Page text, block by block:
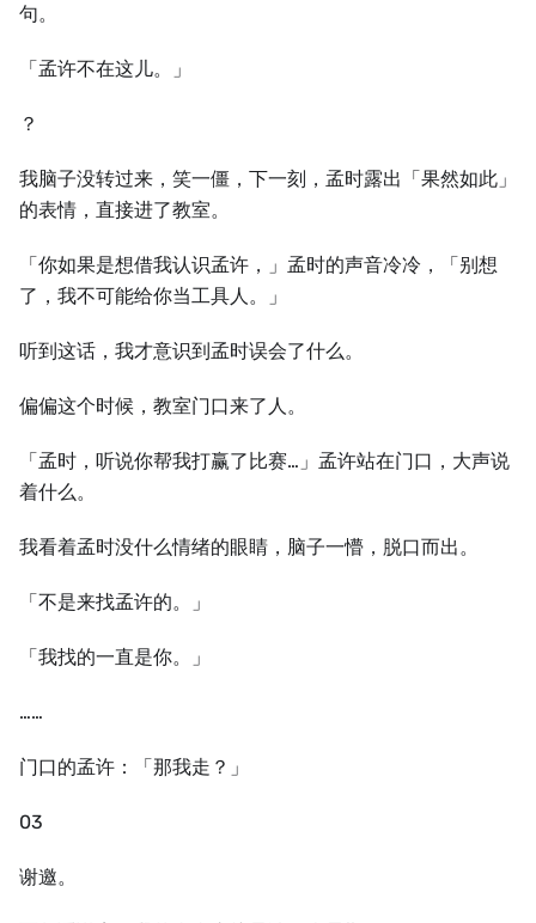
句。
「孟许不在这儿。」
？
我脑子没转过来，笑一僵，下一刻，孟时露出「果然如此」
的表情，直接进了教室。
「你如果是想借我认识孟许，」孟时的声音冷冷，「别想
了，我不可能给你当工具人。」
听到这话，我才意识到孟时误会了什么。
偏偏这个时候，教室门口来了人。
「孟时，听说你帮我打赢了比赛…」孟许站在门口，大声说
着什么。
我看着孟时没什么情绪的眼睛，脑子一懵，脱口而出。
「不是来找孟许的。」
「我找的一直是你。」
……
门口的孟许：「那我走？」
03
谢邀。